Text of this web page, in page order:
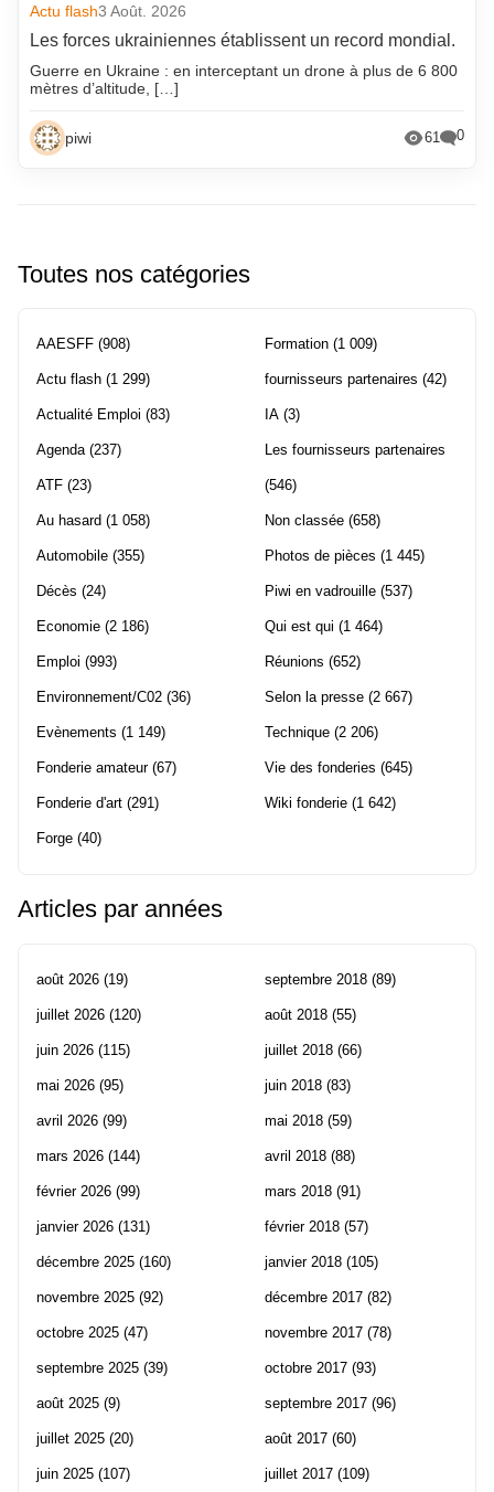
Actu flash3 Août. 2026
Les forces ukrainiennes établissent un record mondial.
Guerre en Ukraine : en interceptant un drone à plus de 6 800
mètres d’altitude, […]
piwi 61 0
Toutes nos catégories
AAESFF (908)
Actu flash (1 299)
Actualité Emploi (83)
Agenda(237)
ATF (23)
Au hasard (1 058)
Automobile (355)
Décès (24)
Economie (2 186)
Emploi (993)
Environnement/C02 (36)
Evènements (1 149)
Fonderie amateur(67)
Fonderie d'art (291)
Forge (40)
Formation (1 009)
fournisseurs partenaires (42)
IA (3)
Les fournisseurs partenaires
(546)
Non classée (658)
Photos de pièces (1 445)
Piwi en vadrouille (537)
Qui est qui (1 464)
Réunions (652)
Selon la presse (2 667)
Technique (2 206)
Vie des fonderies (645)
Wiki fonderie (1 642)
Articles par années
août 2026 (19)
juillet 2026 (120)
juin 2026 (115)
mai 2026 (95)
avril 2026 (99)
mars 2026 (144)
février 2026 (99)
janvier 2026 (131)
décembre 2025 (160)
novembre 2025 (92)
octobre 2025 (47)
septembre 2025 (39)
août 2025 (9)
juillet 2025 (20)
juin 2025 (107)
septembre 2018 (89)
août 2018 (55)
juillet 2018 (66)
juin 2018 (83)
mai 2018 (59)
avril 2018 (88)
mars 2018 (91)
février 2018 (57)
janvier 2018 (105)
décembre 2017 (82)
novembre 2017 (78)
octobre 2017 (93)
septembre 2017 (96)
août 2017 (60)
juillet 2017 (109)